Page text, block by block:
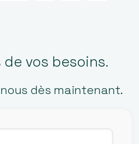
de vos besoins.
dès maintenant.